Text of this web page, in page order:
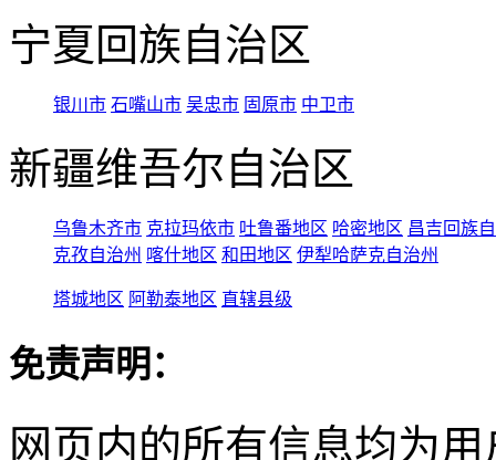
宁夏回族自治区
银川市 石嘴山市 吴忠市 固原市 中卫市
新疆维吾尔自治区
乌鲁木齐市 克拉玛依市 吐鲁番地区 哈密地区 昌吉回族
克孜自治州 喀什地区 和田地区 伊犁哈萨克自治州
塔城地区 阿勒泰地区 直辖县级
免责声明：
网页内的所有信息均为